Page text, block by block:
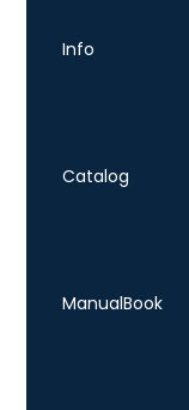
Info
Catalog
Manual Book